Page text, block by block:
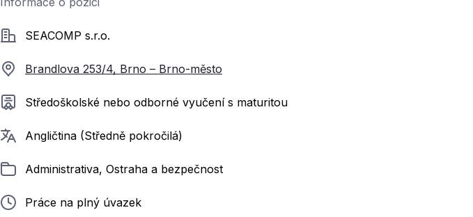
SpolečnostSEACOMP s.r.o.
Brandlova 253/4, Brno – Brno-město
Požadované vzdělání
Středoškolské nebo odborné vyučení s maturitou
Požadované jazyky
Angličtina (Středně pokročilá)
ZařazenoAdministrativa, Ostraha a bezpečnost
Typ pracovního poměru
Práce na plný úvazek